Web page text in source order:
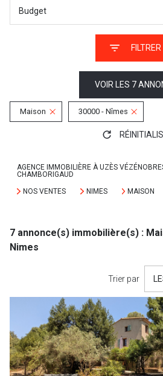
Budget
FILTRER
VOIR LES 7
Maison 30000 - Nîmes
AGENCE IMMOBILIÈRE À UZÈS
CHAMBORIGAUD
NOS VENTES
NIMES MAISON
7 annonce(s) immobilière(s) :
Nimes
Trier par